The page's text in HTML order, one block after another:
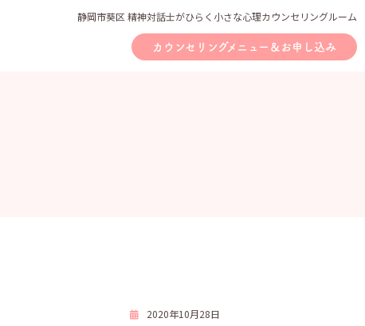
静岡市葵区 精神対話士がひらく小さな心理カウンセリングルーム
カウンセリングメニュー＆お申し込み
2020年10月28日